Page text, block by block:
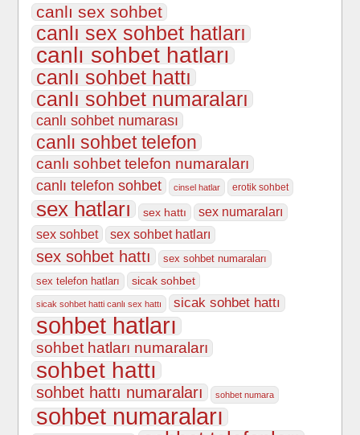
canlı sex sohbet
canlı sex sohbet hatları
canlı sohbet hatları
canlı sohbet hattı
canlı sohbet numaraları
canlı sohbet numarası
canlı sohbet telefon
canlı sohbet telefon numaraları
canlı telefon sohbet cinsel hatlar erotik sohbet
sex hatları sex hattı sex numaraları
sex sohbet sex sohbet hatları
sex sohbet hattı
sex sohbet numaraları
sex telefon hatları
sicak sohbet
sicak sohbet hatti canlı sex hattı sicak sohbet hattı
sohbet hatları
sohbet hatları numaraları
sohbet hattı
sohbet hattı numaraları sohbet numara
sohbet numaraları